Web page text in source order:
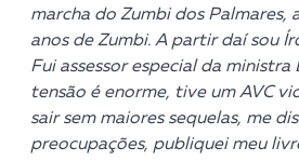
marcha do Zumbi dos Palmares,
anos de Zumbi. A partir daí sou
Fui assessor especial da ministra
tensão é enorme, tive um AVC
sair sem maiores sequelas, me
preocupações, publiquei meu